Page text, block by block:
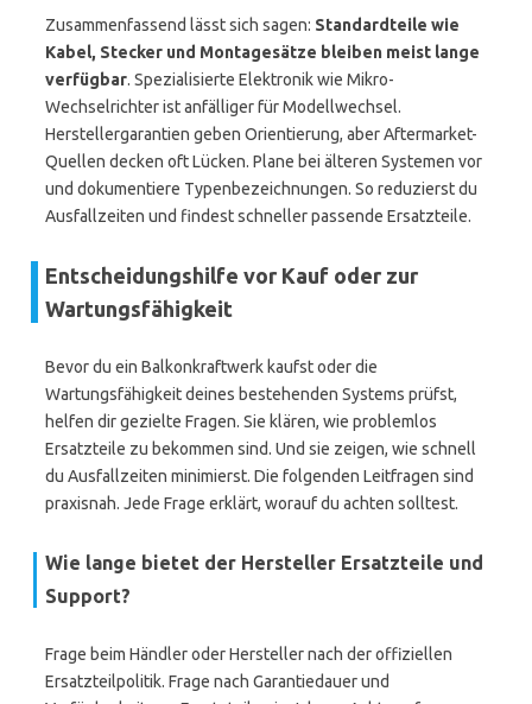
Zusammenfassend lässt sich sagen: Standardteile wie
Kabel, Stecker und Montagesätze bleiben meist lange
verfügbar. Spezialisierte Elektronik wie Mikro-
Wechselrichter ist anfälliger für Modellwechsel.
Herstellergarantien geben Orientierung, aber Aftermarket-
Quellen decken oft Lücken. Plane bei älteren Systemen vor
und dokumentiere Typenbezeichnungen. So reduzierst du
Ausfallzeiten und findest schneller passende Ersatzteile.
Entscheidungshilfe vor Kauf oder zur
Wartungsfähigkeit
Bevor du ein Balkonkraftwerk kaufst oder die
Wartungsfähigkeit deines bestehenden Systems prüfst,
helfen dir gezielte Fragen. Sie klären, wie problemlos
Ersatzteile zu bekommen sind. Und sie zeigen, wie schnell
du Ausfallzeiten minimierst. Die folgenden Leitfragen sind
praxisnah. Jede Frage erklärt, worauf du achten solltest.
Wie lange bietet der Hersteller Ersatzteile und
Support?
Frage beim Händler oder Hersteller nach der offiziellen
Ersatzteilpolitik. Frage nach Garantiedauer und